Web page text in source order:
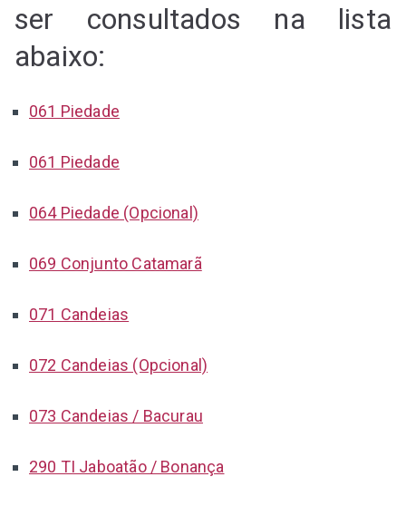
ser consultados na lista
abaixo:
061 Piedade
061 Piedade
064 Piedade (Opcional)
069 Conjunto Catamarã
071 Candeias
072 Candeias (Opcional)
073 Candeias / Bacurau
290 TI Jaboatão / Bonança